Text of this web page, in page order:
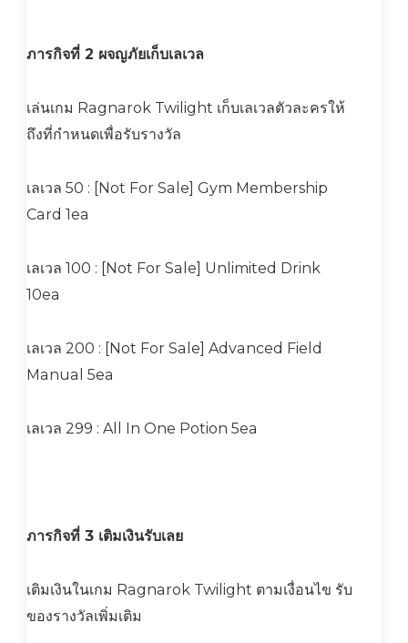
ภารกิจที่ 2 ผจญภัยเก็บเลเวล
เล่นเกม Ragnarok Twilight เก็บเลเวลตัวละครให้
ถึงที่กำหนดเพื่อรับรางวัล
เลเวล 50 : [Not For Sale] Gym Membership
Card 1ea
เลเวล 100 : [Not For Sale] Unlimited Drink
10ea
เลเวล 200 : [Not For Sale] Advanced Field
Manual 5ea
เลเวล 299 : All In One Potion 5ea
ภารกิจที่ 3 เติมเงินรับเลย
เติมเงินในเกม Ragnarok Twilight ตามเงื่อนไข รับ
ของรางวัลเพิ่มเติม